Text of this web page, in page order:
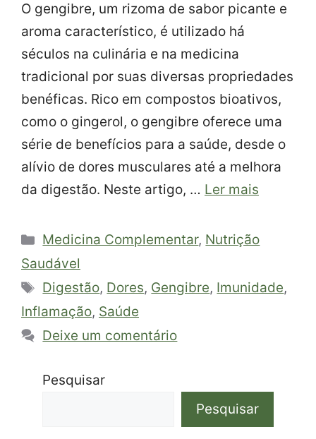
O gengibre, um rizoma de sabor picante e
aroma característico, é utilizado há
séculos na culinária e na medicina
tradicional por suas diversas propriedades
benéficas. Rico em compostos bioativos,
como o gingerol, o gengibre oferece uma
série de benefícios para a saúde, desde o
alívio de dores musculares até a melhora
da digestão. Neste artigo, … Ler mais
Categorias
Medicina Complementar, Nutrição
Saudável
Tags
Digestão, Dores, Gengibre, Imunidade,
Inflamação, Saúde
Deixe um comentário
Pesquisar
Pesquisar